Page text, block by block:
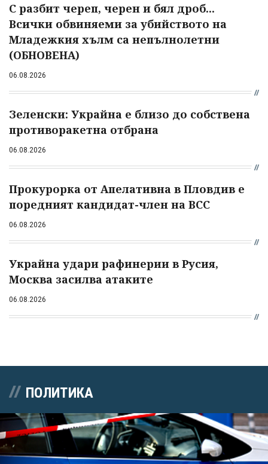
С разбит череп, черен и бял дроб...
Всички обвиняеми за убийството на
Младежкия хълм са непълнолетни
(ОБНОВЕНА)
06.08.2026
Зеленски: Украйна е близо до собствена
противоракетна отбрана
06.08.2026
Прокурорка от Апелативна в Пловдив е
поредният кандидат-член на ВСС
06.08.2026
Украйна удари рафинерии в Русия,
Москва засилва атаките
06.08.2026
ПОЛИТИКА